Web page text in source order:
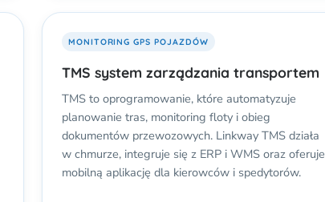
MONITORING GPS POJAZDÓW
TMS system zarządzania transportem
TMS to oprogramowanie, które automatyzuje
planowanie tras, monitoring floty i obieg
dokumentów przewozowych. Linkway TMS działa
w chmurze, integruje się z ERP i WMS oraz oferuje
mobilną aplikację dla kierowców i spedytorów.